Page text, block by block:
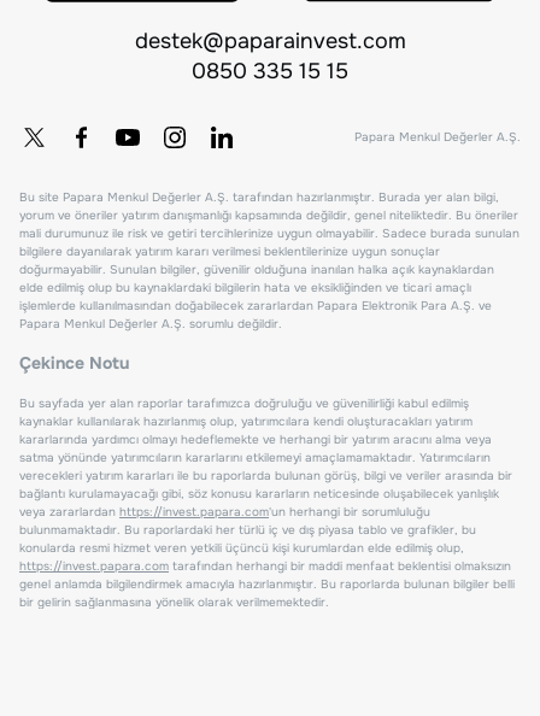
destek@paparainvest.com
0850 335 15 15
Papara Menkul Değerler A.Ş.
Bu site Papara Menkul Değerler A.Ş. tarafından hazırlanmıştır. Burada yer alan bilgi,
yorum ve öneriler yatırım danışmanlığı kapsamında değildir, genel niteliktedir. Bu öneriler
mali durumunuz ile risk ve getiri tercihlerinize uygun olmayabilir. Sadece burada sunulan
bilgilere dayanılarak yatırım kararı verilmesi beklentilerinize uygun sonuçlar
doğurmayabilir. Sunulan bilgiler, güvenilir olduğuna inanılan halka açık kaynaklardan
elde edilmiş olup bu kaynaklardaki bilgilerin hata ve eksikliğinden ve ticari amaçlı
işlemlerde kullanılmasından doğabilecek zararlardan Papara Elektronik Para A.Ş. ve
Papara Menkul Değerler A.Ş. sorumlu değildir.
Çekince Notu
Bu sayfada yer alan raporlar tarafımızca doğruluğu ve güvenilirliği kabul edilmiş
kaynaklar kullanılarak hazırlanmış olup, yatırımcılara kendi oluşturacakları yatırım
kararlarında yardımcı olmayı hedeflemekte ve herhangi bir yatırım aracını alma veya
satma yönünde yatırımcıların kararlarını etkilemeyi amaçlamamaktadır. Yatırımcıların
verecekleri yatırım kararları ile bu raporlarda bulunan görüş, bilgi ve veriler arasında bir
bağlantı kurulamayacağı gibi, söz konusu kararların neticesinde oluşabilecek yanlışlık
veya zararlardan https://invest.papara.com'un herhangi bir sorumluluğu
bulunmamaktadır. Bu raporlardaki her türlü iç ve dış piyasa tablo ve grafikler, bu
konularda resmi hizmet veren yetkili üçüncü kişi kurumlardan elde edilmiş olup,
https://invest.papara.com tarafından herhangi bir maddi menfaat beklentisi olmaksızın
genel anlamda bilgilendirmek amacıyla hazırlanmıştır. Bu raporlarda bulunan bilgiler belli
bir gelirin sağlanmasına yönelik olarak verilmemektedir.